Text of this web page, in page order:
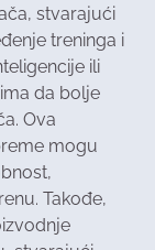
stvarajući
treninga i
ili
da bolje
Ova
mogu
Takođe,